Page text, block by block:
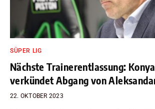
SÜPER LIG
Nächste Trainerentlassung:
verkündet Abgang von
22. OKTOBER 2023